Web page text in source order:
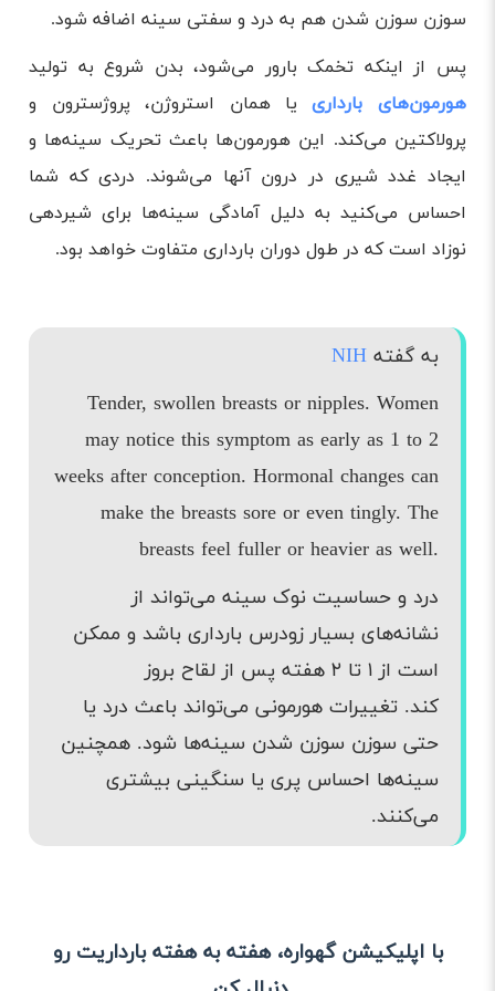
سوزن سوزن شدن هم به درد و سفتی سینه اضافه شود.
پس از اینکه تخمک بارور می‌شود، بدن شروع به تولید
هورمون‌های باردارییا همان استروژن، پروژسترون و
پرولاکتین می‌کند. این هورمون‌ها باعث تحریک سینه‌ها و
ایجاد غدد شیری در درون آنها می‌شوند. دردی که شما
احساس می‌کنید به دلیل آمادگی سینه‌ها برای شیردهی
نوزاد است که در طول دوران بارداری متفاوت خواهد بود.
به گفتهNIH
Tender, swollen breasts or nipples. Women
may notice this symptom as early as 1 to 2
weeks after conception. Hormonal changes can
make the breasts sore or even tingly. The
breasts feel fuller or heavier as well.
درد و حساسیت نوک سینه می‌تواند از
نشانه‌های بسیار زودرس بارداری باشد و ممکن
است از ۱ تا ۲ هفته پس از لقاح بروز
کند. تغییرات هورمونی می‌تواند باعث درد یا
حتی سوزن سوزن شدن سینه‌ها شود. همچنین
سینه‌ها احساس پری یا سنگینی بیشتری
می‌کنند.
با اپلیکیشن گهواره، هفته به هفته بارداریت رو